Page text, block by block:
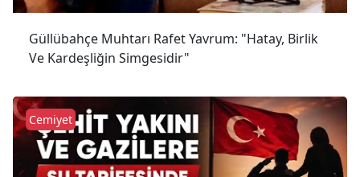
Güllübahçe Muhtarı Rafet Yavrum: "Hatay, Birlik
Ve Kardeşliğin Simgesidir"
Cemiyet